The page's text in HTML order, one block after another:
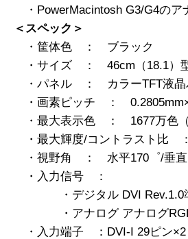
・PowerMacintosh G3/G4のア
＜スペック＞
・筐体色 ： ブラック
・サイズ ： 46cm（18.1）型
・パネル ： カラーTFT液晶
・画素ピッチ ：
・最大表示色 ： 1677万色（
・最大輝度/コントラスト比
・視野角 ： 水平170゜/垂直
・入力信号 ：
・デジタル DVI Rev.1.0
・アナログ アナログ
・入力端子 ：DVI-I 29ピン×2